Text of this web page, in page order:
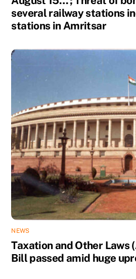
several railway stations
stations in Amritsar
NEWS
Taxation and Other Laws
Bill passed amid huge